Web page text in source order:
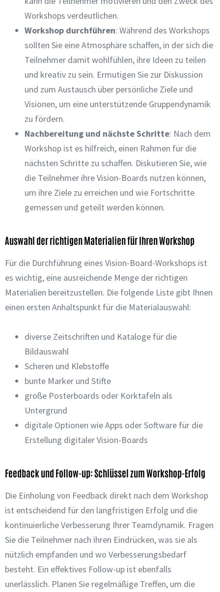
Workshops verdeutlichen.
Workshop durchführen: Während des Workshops
sollten Sie eine Atmosphäre schaffen, in der sich die
Teilnehmer damit wohlfühlen, ihre Ideen zu teilen
und kreativ zu sein. Ermutigen Sie zur Diskussion
und zum Austausch über persönliche Ziele und
Visionen, um eine unterstützende Gruppendynamik
zu fördern.
Nachbereitung und nächste Schritte: Nach dem
Workshop ist es hilfreich, einen Rahmen für die
nächsten Schritte zu schaffen. Diskutieren Sie, wie
die Teilnehmer ihre Vision-Boards nutzen können,
um ihre Ziele zu erreichen und wie Fortschritte
gemessen und geteilt werden können.
Auswahl der richtigen Materialien für Ihren Workshop
Für die Durchführung eines Vision-Board-Workshops ist
es wichtig, eine ausreichende Menge der richtigen
Materialien bereitzustellen. Die folgende Liste gibt Ihnen
einen ersten Anhaltspunkt für die Materialauswahl:
diverse Zeitschriften und Kataloge für die
Bildauswahl
Scheren und Klebstoffe
bunte Marker und Stifte
große Posterboards oder Korktafeln als
Untergrund
digitale Optionen wie Apps oder Software für die
Erstellung digitaler Vision-Boards
Feedback und Follow-up: Schlüssel zum Workshop-Erfolg
Die Einholung von Feedback direkt nach dem Workshop
ist entscheidend für den langfristigen Erfolg und die
kontinuierliche Verbesserung Ihrer Teamdynamik. Fragen
Sie die Teilnehmer nach ihren Eindrücken, was sie als
nützlich empfanden und wo Verbesserungsbedarf
besteht. Ein effektives Follow-up ist ebenfalls
unerlässlich. Planen Sie regelmäßige Treffen, um die